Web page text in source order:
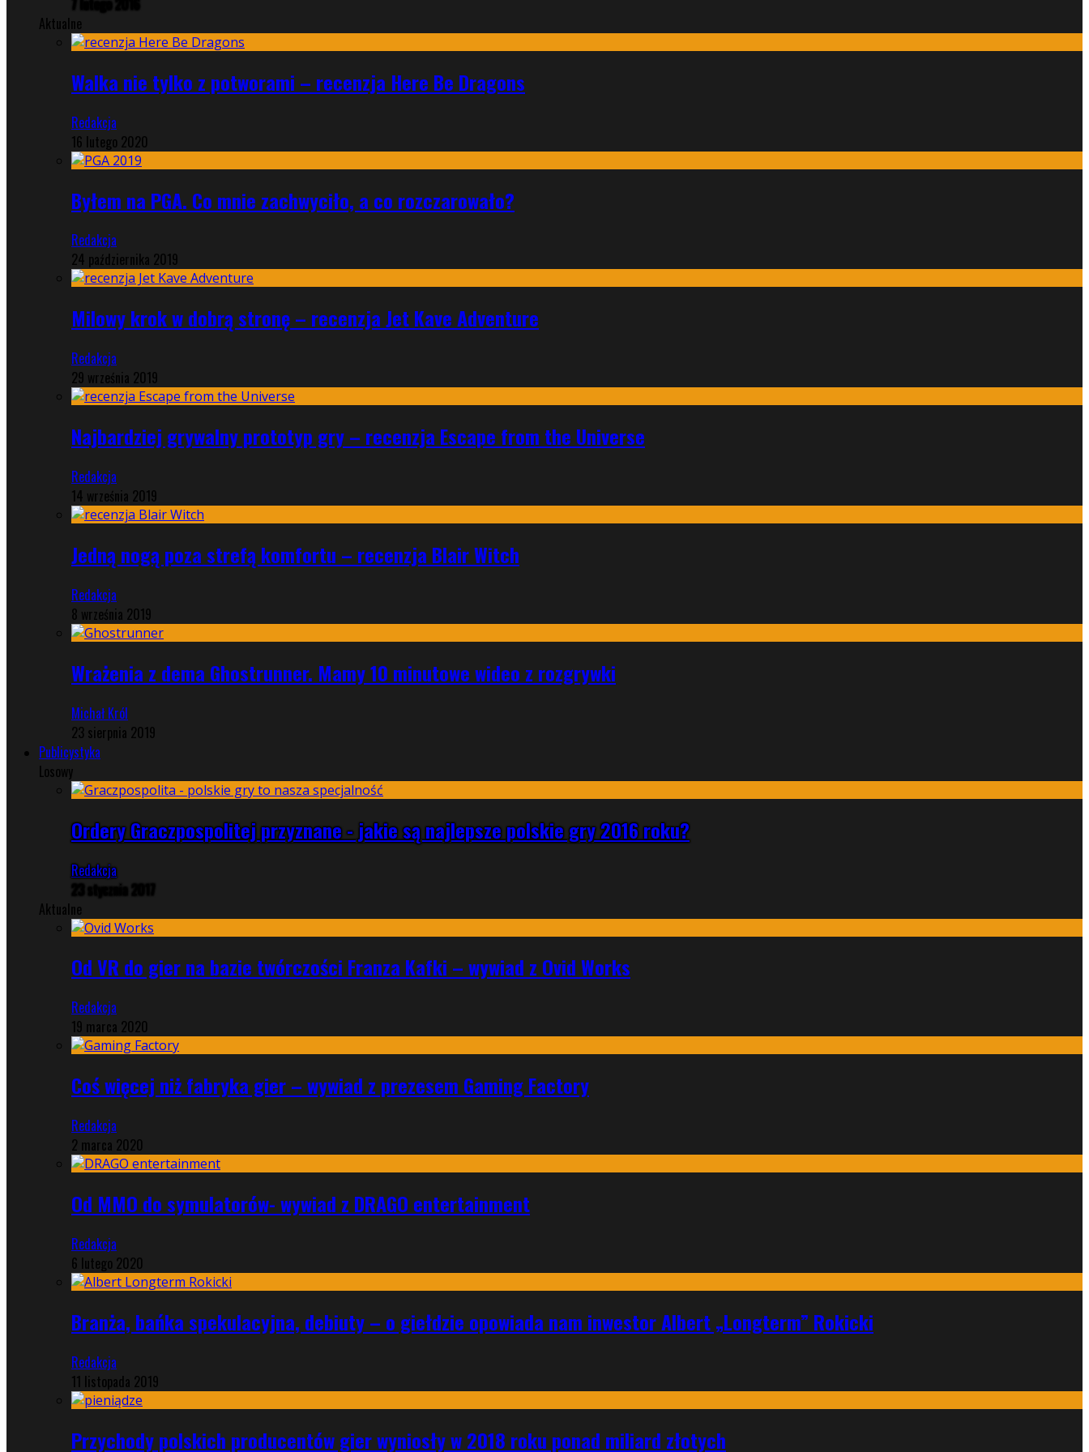
7 lutego 2016
Aktualne
Walka nie tylko z potworami – recenzja Here Be Dragons
Redakcja
16 lutego 2020
Byłem na PGA. Co mnie zachwyciło, a co rozczarowało?
Redakcja
24 października 2019
Milowy krok w dobrą stronę – recenzja Jet Kave Adventure
Redakcja
29 września 2019
Najbardziej grywalny prototyp gry – recenzja Escape from the Universe
Redakcja
14 września 2019
Jedną nogą poza strefą komfortu – recenzja Blair Witch
Redakcja
8 września 2019
Wrażenia z dema Ghostrunner. Mamy 10 minutowe wideo z rozgrywki
Michał Król
23 sierpnia 2019
Publicystyka
Losowy
Ordery Graczpospolitej przyznane - jakie są najlepsze polskie gry 2016 roku?
Redakcja
23 stycznia 2017
Aktualne
Od VR do gier na bazie twórczości Franza Kafki – wywiad z Ovid Works
Redakcja
19 marca 2020
Coś więcej niż fabryka gier – wywiad z prezesem Gaming Factory
Redakcja
2 marca 2020
Od MMO do symulatorów- wywiad z DRAGO entertainment
Redakcja
6 lutego 2020
Branża, bańka spekulacyjna, debiuty – o giełdzie opowiada nam inwestor Albert „Longterm” Rokicki
Redakcja
11 listopada 2019
Przychody polskich producentów gier wyniosły w 2018 roku ponad miliard złotych